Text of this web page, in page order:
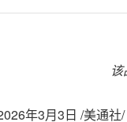
年3月3日 /美通社